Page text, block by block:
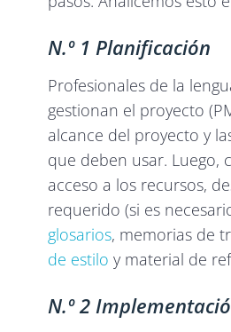
N.º 1 Planificación
Profesionales de la
gestionan el proyecto
alcance del proyecto y
que deben usar. Luego,
acceso a los recursos,
requerido (si es
glosarios, memorias de
de estilo y material de
N.º 2